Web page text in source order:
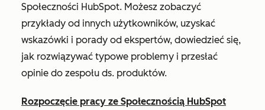
Społeczności HubSpot. Możesz zobaczyć
przykłady od innych użytkowników, uzyskać
wskazówki i porady od ekspertów, dowiedzieć się,
jak rozwiązywać typowe problemy i przesłać
opinie do zespołu ds. produktów.
Rozpoczęcie pracy ze Społecznością HubSpot